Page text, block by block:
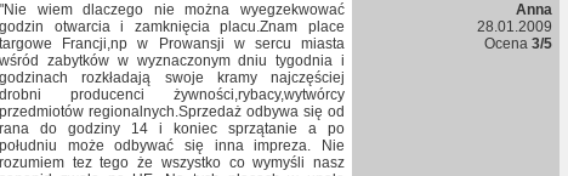
"Nie wiem dlaczego nie można wyegzekwować
godzin otwarcia i zamknięcia placu.Znam place
targowe Francji,np w Prowansji w sercu miasta
wśród zabytków w wyznaczonym dniu tygodnia i
godzinach rozkładają swoje kramy najczęściej
drobni producenci żywności,rybacy,wytwórcy
przedmiotów regionalnych.Sprzedaż odbywa się od
rana do godziny 14 i koniec sprzątanie a po
południu może odbywać się inna impreza. Nie
rozumiem tez tego że wszystko co wymyśli nasz
Anna
28.01.2009
Ocena 3/5